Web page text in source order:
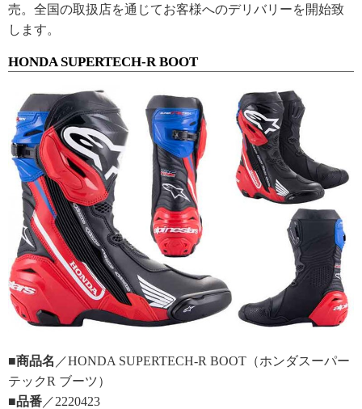
売。全国の取扱店を通じてお客様へのデリバリーを開始致
します。
HONDA SUPERTECH-R BOOT
■商品名 ／HONDA SUPERTECH-R BOOT（ホンダスーパー
テックR ブーツ）
■品番 ／2220423